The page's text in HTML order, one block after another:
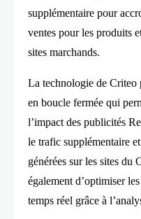
supplémentaire pour
ventes pour les produits
sites marchands.
La technologie de Criteo
en boucle fermée qui
l’impact des publicités
le trafic supplémentaire
générées sur les sites du
également d’optimiser
temps réel grâce à